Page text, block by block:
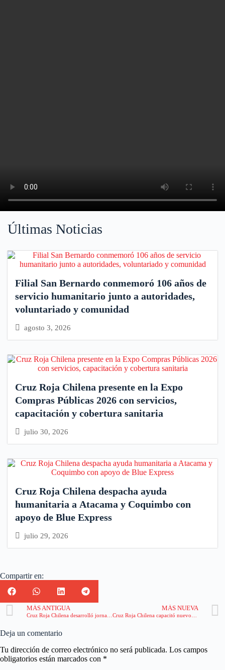
Últimas Noticias
Filial San Bernardo conmemoró 106 años de
servicio humanitario junto a autoridades,
voluntariado y comunidad
agosto 3, 2026
Cruz Roja Chilena presente en la Expo
Compras Públicas 2026 con servicios,
capacitación y cobertura sanitaria
julio 30, 2026
Cruz Roja Chilena despacha ayuda
humanitaria a Atacama y Coquimbo con
apoyo de Blue Express
julio 29, 2026
Compartir en:
MÁS ANTIGUA
Cruz Roja Chilena desarrolló jornada de donación de Sangre en la Universidad de Chile
MÁS NUEVA
Deja un comentario
Tu dirección de correo electrónico no será publicada. Los campos
obligatorios están marcados con *